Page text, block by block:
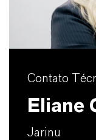
Contato
Eliane
Jarinu